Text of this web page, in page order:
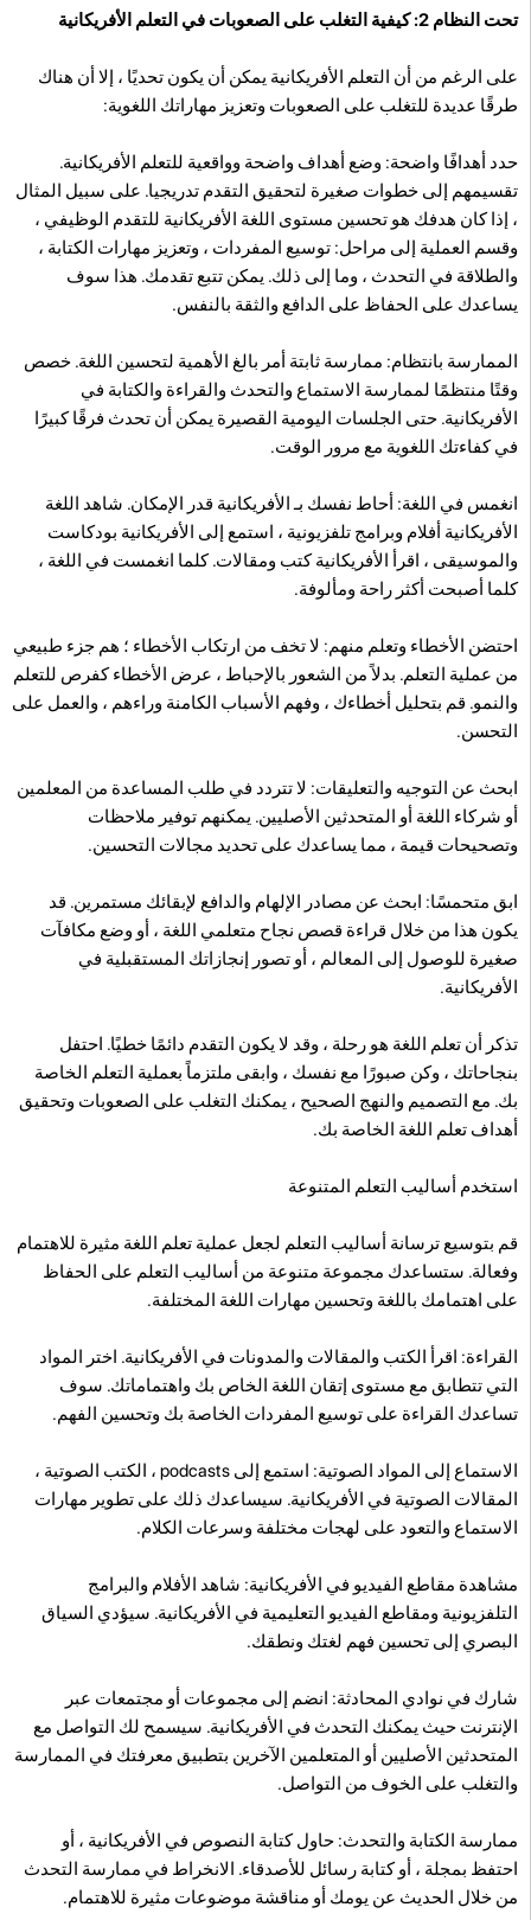
تحت النظام 2: كيفية التغلب على الصعوبات في التعلم الأفريكانية
على الرغم من أن التعلم الأفريكانية يمكن أن يكون تحديًا ، إلا أن هناك
طرقًا عديدة للتغلب على الصعوبات وتعزيز مهاراتك اللغوية:
حدد أهدافًا واضحة: وضع أهداف واضحة وواقعية للتعلم الأفريكانية.
تقسيمهم إلى خطوات صغيرة لتحقيق التقدم تدريجيا. على سبيل المثال
، إذا كان هدفك هو تحسين مستوى اللغة الأفريكانية للتقدم الوظيفي ،
وقسم العملية إلى مراحل: توسيع المفردات ، وتعزيز مهارات الكتابة ،
والطلاقة في التحدث ، وما إلى ذلك. يمكن تتبع تقدمك. هذا سوف
يساعدك على الحفاظ على الدافع والثقة بالنفس.
الممارسة بانتظام: ممارسة ثابتة أمر بالغ الأهمية لتحسين اللغة. خصص
وقتًا منتظمًا لممارسة الاستماع والتحدث والقراءة والكتابة في
الأفريكانية. حتى الجلسات اليومية القصيرة يمكن أن تحدث فرقًا كبيرًا
في كفاءتك اللغوية مع مرور الوقت.
انغمس في اللغة: أحاط نفسك بـ الأفريكانية قدر الإمكان. شاهد اللغة
الأفريكانية أفلام وبرامج تلفزيونية ، استمع إلى الأفريكانية بودكاست
والموسيقى ، اقرأ الأفريكانية كتب ومقالات. كلما انغمست في اللغة ،
كلما أصبحت أكثر راحة ومألوفة.
احتضن الأخطاء وتعلم منهم: لا تخف من ارتكاب الأخطاء ؛ هم جزء طبيعي
من عملية التعلم. بدلاً من الشعور بالإحباط ، عرض الأخطاء كفرص للتعلم
والنمو. قم بتحليل أخطاءك ، وفهم الأسباب الكامنة وراءهم ، والعمل على
التحسن.
ابحث عن التوجيه والتعليقات: لا تتردد في طلب المساعدة من المعلمين
أو شركاء اللغة أو المتحدثين الأصليين. يمكنهم توفير ملاحظات
وتصحيحات قيمة ، مما يساعدك على تحديد مجالات التحسين.
ابق متحمسًا: ابحث عن مصادر الإلهام والدافع لإبقائك مستمرين. قد
يكون هذا من خلال قراءة قصص نجاح متعلمي اللغة ، أو وضع مكافآت
صغيرة للوصول إلى المعالم ، أو تصور إنجازاتك المستقبلية في
الأفريكانية.
تذكر أن تعلم اللغة هو رحلة ، وقد لا يكون التقدم دائمًا خطيًا. احتفل
بنجاحاتك ، وكن صبورًا مع نفسك ، وابقى ملتزماً بعملية التعلم الخاصة
بك. مع التصميم والنهج الصحيح ، يمكنك التغلب على الصعوبات وتحقيق
أهداف تعلم اللغة الخاصة بك.
استخدم أساليب التعلم المتنوعة
قم بتوسيع ترسانة أساليب التعلم لجعل عملية تعلم اللغة مثيرة للاهتمام
وفعالة. ستساعدك مجموعة متنوعة من أساليب التعلم على الحفاظ
على اهتمامك باللغة وتحسين مهارات اللغة المختلفة.
القراءة: اقرأ الكتب والمقالات والمدونات في الأفريكانية. اختر المواد
التي تتطابق مع مستوى إتقان اللغة الخاص بك واهتماماتك. سوف
تساعدك القراءة على توسيع المفردات الخاصة بك وتحسين الفهم.
الاستماع إلى المواد الصوتية: استمع إلى podcasts ، الكتب الصوتية ،
المقالات الصوتية في الأفريكانية. سيساعدك ذلك على تطوير مهارات
الاستماع والتعود على لهجات مختلفة وسرعات الكلام.
مشاهدة مقاطع الفيديو في الأفريكانية: شاهد الأفلام والبرامج
التلفزيونية ومقاطع الفيديو التعليمية في الأفريكانية. سيؤدي السياق
البصري إلى تحسين فهم لغتك ونطقك.
شارك في نوادي المحادثة: انضم إلى مجموعات أو مجتمعات عبر
الإنترنت حيث يمكنك التحدث في الأفريكانية. سيسمح لك التواصل مع
المتحدثين الأصليين أو المتعلمين الآخرين بتطبيق معرفتك في الممارسة
والتغلب على الخوف من التواصل.
ممارسة الكتابة والتحدث: حاول كتابة النصوص في الأفريكانية ، أو
احتفظ بمجلة ، أو كتابة رسائل للأصدقاء. الانخراط في ممارسة التحدث
من خلال الحديث عن يومك أو مناقشة موضوعات مثيرة للاهتمام.